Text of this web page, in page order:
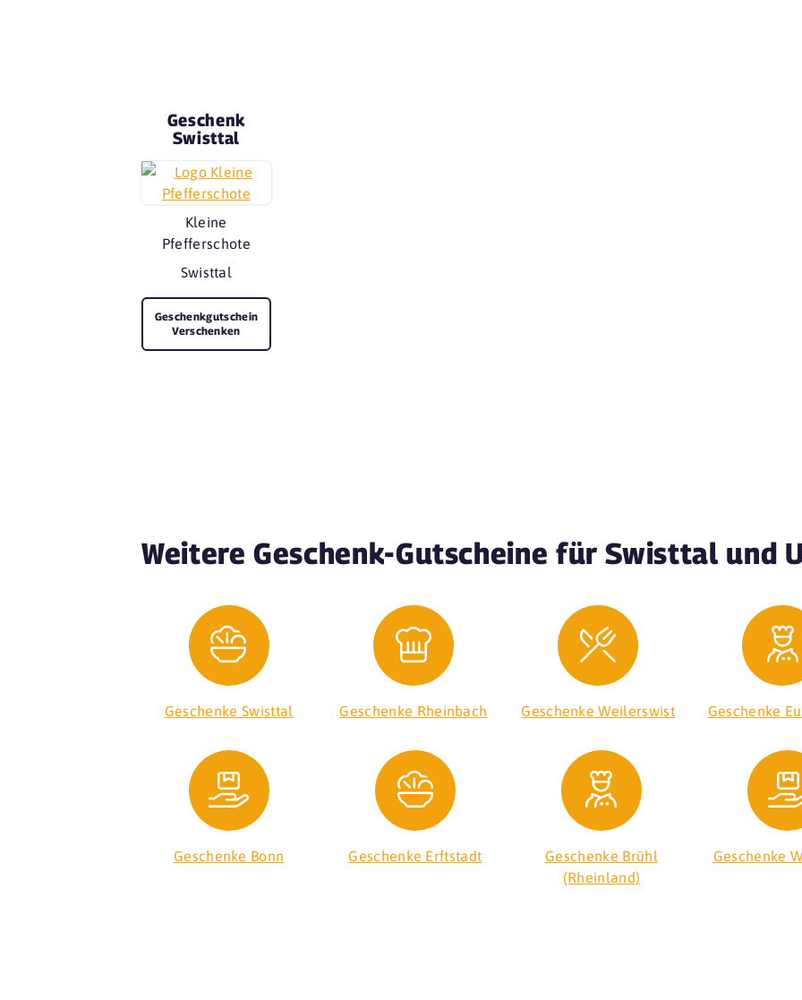
Geschenk
Swisttal
Kleine
Pfefferschote
Swisttal
Geschenkgutschein
Verschenken
Weitere Geschenk-Gutscheine für Swisttal und
Geschenke Swisttal Geschenke Rheinbach Geschenke Weilerswist Geschenke
Geschenke Bonn Geschenke Erftstadt
Geschenke Brühl
(Rheinland)
Geschenke